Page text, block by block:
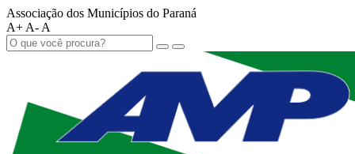
Associação dos Municípios do Paraná
A+ A- A